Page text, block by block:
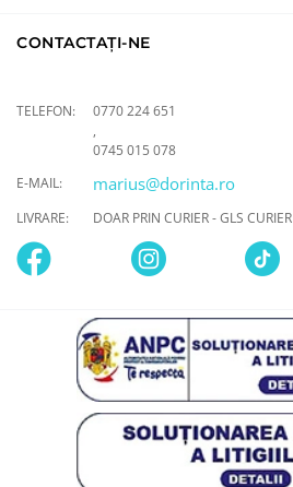
CONTACTAȚI-NE
TELEFON:
0770 224 651
,
0745 015 078
E-MAIL:
marius@dorinta.ro
LIVRARE: DOAR PRIN CURIER - GLS CURIER